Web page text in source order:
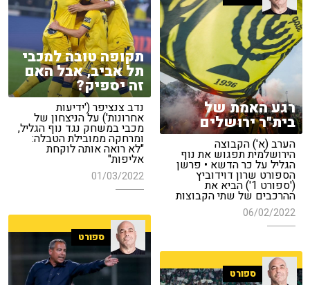
תקופה טובה למכבי
תל אביב, אבל האם
זה יספיק?
נדב צנציפר ('ידיעות
אחרונות') על הניצחון של
מכבי במשחק נגד נוף הגליל,
ומרחקה ממובילת הטבלה:
"לא רואה אותה לוקחת
אליפות"
01/03/2022
רגע האמת של
בית"ר ירושלים
הערב (א') הקבוצה
הירושלמית תפגוש את נוף
הגליל על כר הדשא • פרשן
הספורט שרון דוידוביץ
('ספורט 1') הביא את
ההרכבים של שתי הקבוצות
06/02/2022
ספורט
ספורט